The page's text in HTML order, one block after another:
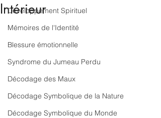
Développement Spirituel
Mémoires de l'Identité
Blessure émotionnelle
Syndrome du Jumeau Perdu
Décodage des Maux
Décodage Symbolique de la Nature
Décodage Symbolique du Monde
Intérieur